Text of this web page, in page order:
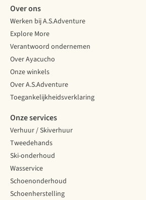
Over ons
Werken bij A.S.Adventure
Explore More
Verantwoord ondernemen
Over Ayacucho
Onze winkels
Over A.S.Adventure
Toegankelijkheidsverklaring
Onze services
Verhuur / Skiverhuur
Tweedehands
Ski-onderhoud
Wasservice
Schoenonderhoud
Schoenherstelling